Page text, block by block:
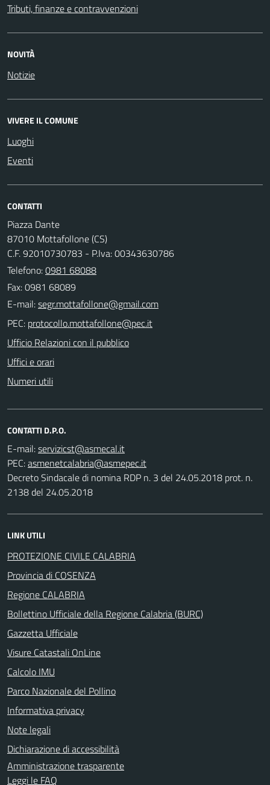
Tributi, finanze e contravvenzioni
NOVITÀ
Notizie
VIVERE IL COMUNE
Luoghi
Eventi
CONTATTI
Piazza Dante
87010 Mottafollone (CS)
C.F. 92010730783 - P.Iva: 00343630786
Telefono:0981 68088
Fax: 0981 68089
E-mail:
PEC:
Ufficio Relazioni con il pubblico
Uffici e orari
Numeri utili
CONTATTI D.P.O.
E-mail:
PEC:
Decreto Sindacale di nomina RDP n. 3 del 24.05.2018 prot. n.
2138 del 24.05.2018
LINK UTILI
PROTEZIONE CIVILE CALABRIA
Provincia di COSENZA
Regione CALABRIA
Bollettino Ufficiale della Regione Calabria (BURC)
Gazzetta Ufficiale
Visure Catastali OnLine
Calcolo IMU
Parco Nazionale del Pollino
Informativa privacy
Note legali
Dichiarazione di accessibilità
Amministrazione trasparente
Leggi le FAQ